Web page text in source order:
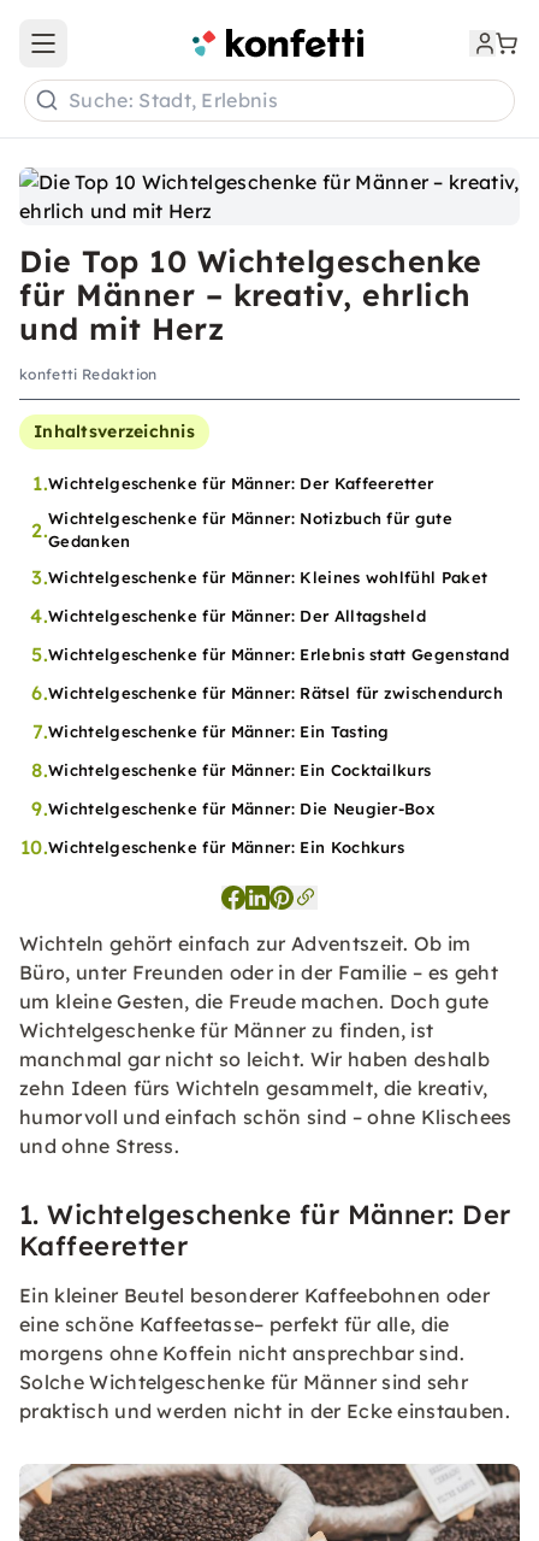
Die Top 10 Wichtelgeschenke
für Männer – kreativ, ehrlich
und mit Herz
konfetti Redaktion
Inhaltsverzeichnis
1.Wichtelgeschenke für Männer: Der Kaffeeretter
2.Wichtelgeschenke für Männer: Notizbuch für gute
Gedanken
3.Wichtelgeschenke für Männer: Kleines wohlfühl Paket
4.Wichtelgeschenke für Männer: Der Alltagsheld
5.Wichtelgeschenke für Männer: Erlebnis statt Gegenstand
6.Wichtelgeschenke für Männer: Rätsel für zwischendurch
7.Wichtelgeschenke für Männer: Ein Tasting
8.Wichtelgeschenke für Männer: Ein Cocktailkurs
9.Wichtelgeschenke für Männer: Die Neugier-Box
10.Wichtelgeschenke für Männer: Ein Kochkurs
Wichteln gehört einfach zur Adventszeit. Ob im
Büro, unter Freunden oder in der Familie – es geht
um kleine Gesten, die Freude machen. Doch gute
Wichtelgeschenke für Männer zu finden, ist
manchmal gar nicht so leicht. Wir haben deshalb
zehn Ideen fürs Wichteln gesammelt, die kreativ,
humorvoll und einfach schön sind – ohne Klischees
und ohne Stress.
1. Wichtelgeschenke für Männer: Der
Kaffeeretter
Ein kleiner Beutel besonderer Kaffeebohnen oder
eine schöne Kaffeetasse– perfekt für alle, die
morgens ohne Koffein nicht ansprechbar sind.
Solche Wichtelgeschenke für Männer sind sehr
praktisch und werden nicht in der Ecke einstauben.
Open main menu
Suche: Stadt, Erlebnis